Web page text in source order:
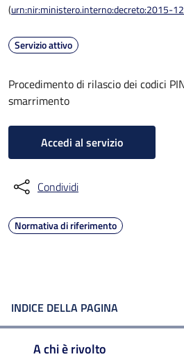
(urn:nir:ministero.interno:decreto:2015-
Servizio attivo
Procedimento di rilascio dei codici
smarrimento
Accedi al servizio
Condividi
Normativa di riferimento
INDICE DELLA PAGINA
A chi è rivolto